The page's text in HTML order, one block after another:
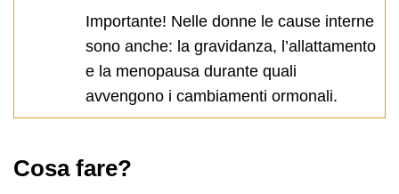
Importante! Nelle donne le cause interne
sono anche: la gravidanza, l’allattamento
e la menopausa durante quali
avvengono i cambiamenti ormonali.
Cosa fare?